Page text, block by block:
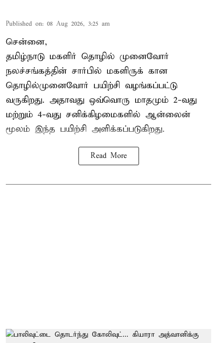
Published on: 08 Aug 2026, 3:25 am
சென்னை,
தமிழ்நாடு மகளிர் தொழில் முனைவோர்
நலச்சங்கத்தின் சார்பில் மகளிருக் கான
தொழில்முனைவோர் பயிற்சி வழங்கப்பட்டு
வருகிறது. அதாவது ஒவ்வொரு மாதமும் 2-வது
மற்றும் 4-வது சனிக்கிழமைகளில் ஆன்லைன்
மூலம் இந்த பயிற்சி அளிக்கப்படுகிறது.
Read More